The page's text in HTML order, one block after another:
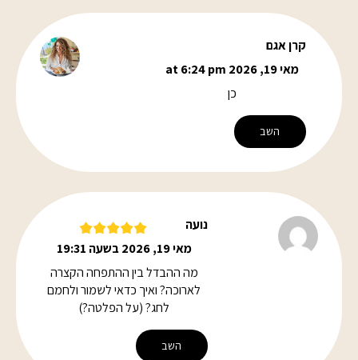
קרן אגם
מאי 19, 2026 at 6:24 pm
כן
השב
נועה
מאי 19, 2026 בשעה 19:31
מה ההבדל בין ההתפחה הקצרה
לארוכה? ואיך כדאי לשמור ולחמם
לחג? (על הפלטה?)
השב